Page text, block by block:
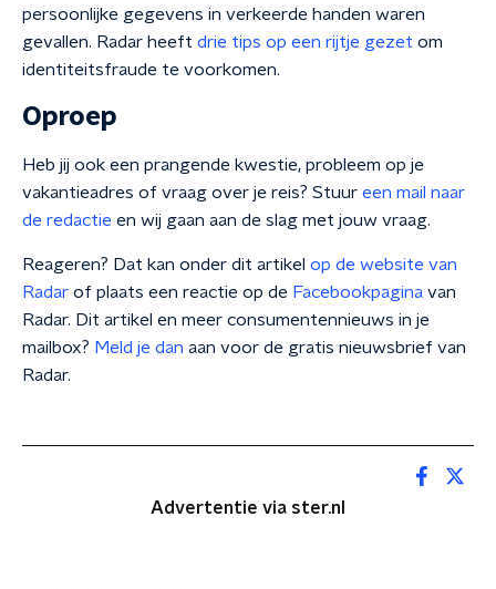
persoonlijke gegevens in verkeerde handen waren
gevallen. Radar heeft drie tips op een rijtje gezet om
identiteitsfraude te voorkomen.
Oproep
Heb jij ook een prangende kwestie, probleem op je
vakantieadres of vraag over je reis? Stuur een mail naar
de redactie en wij gaan aan de slag met jouw vraag.
Reageren? Dat kan onder dit artikel op de website van
Radar of plaats een reactie op de Facebookpagina van
Radar. Dit artikel en meer consumentennieuws in je
mailbox? Meld je dan aan voor de gratis nieuwsbrief van
Radar.
Advertentie via ster.nl